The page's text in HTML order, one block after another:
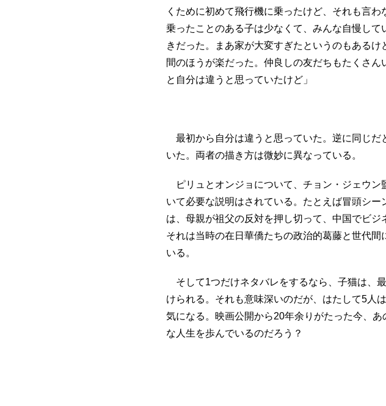
くために初めて飛行機に乗ったけど、それも言わ
乗ったことのある子は少なくて、みんな自慢して
きだった。まあ家が大変すぎたというのもある
間のほうが楽だった。仲良しの友だちもたくさん
と自分は違うと思っていたけど」
最初から自分は違うと思っていた。逆に同じだ
いた。両者の描き方は微妙に異なっている。
ピリュとオンジョについて、チョン・ジェウン
いて必要な説明はされている。たとえば冒頭シー
は、母親が祖父の反対を押し切って、中国でビジ
それは当時の在日華僑たちの政治的葛藤と世代間
いる。
そして1つだけネタバレをするなら、子猫は、
けられる。それも意味深いのだが、はたして5人
気になる。映画公開から20年余りがたった今、
な人生を歩んでいるのだろう？